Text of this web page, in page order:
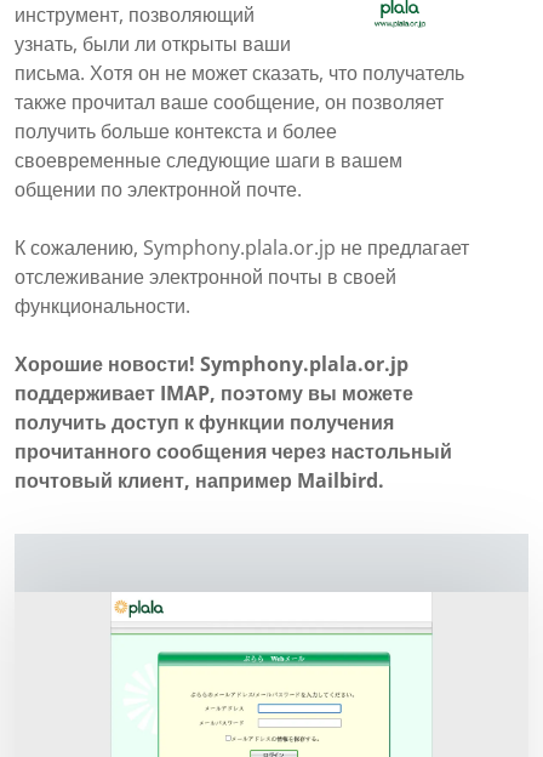
инструмент, позволяющий
узнать, были ли открыты ваши
письма. Хотя он не может сказать, что получатель
также прочитал ваше сообщение, он позволяет
получить больше контекста и более
своевременные следующие шаги в вашем
общении по электронной почте.
К сожалению, Symphony.plala.or.jp не предлагает
отслеживание электронной почты в своей
функциональности.
Хорошие новости! Symphony.plala.or.jp
поддерживает IMAP, поэтому вы можете
получить доступ к функции получения
прочитанного сообщения через настольный
почтовый клиент, например Mailbird.